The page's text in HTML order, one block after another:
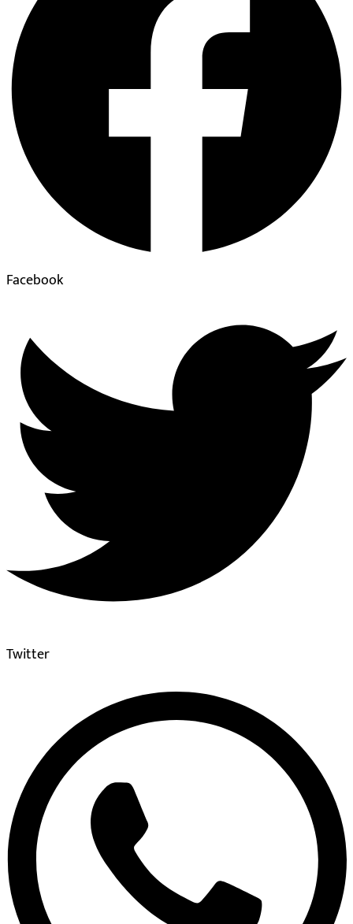
Facebook
Twitter